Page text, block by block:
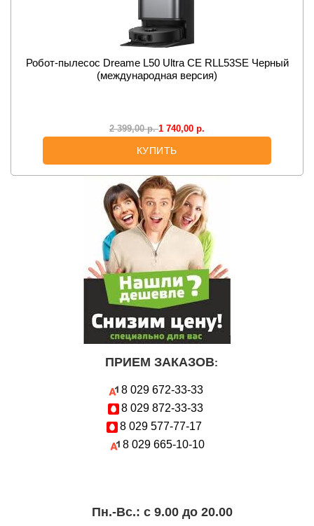
Робот-пылесос Dreame L50 Ultra CE RLL53SE Черный
(международная версия)
2 399,00р. 1 740,00 р.
КУПИТЬ
ПРИЕМ ЗАКАЗОВ:
8 029 672-33-33
8 029 872-33-33
8 029 577-77-17
8 029 665-10-10
Пн.-Вc.: с 9.00 до 20.00